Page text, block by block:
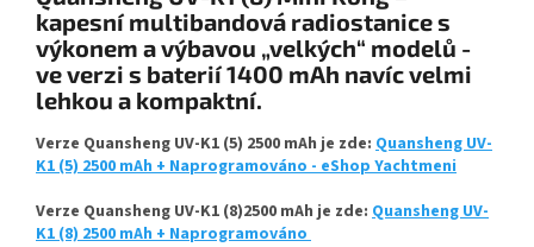
kapesní multibandová radiostanice s
výkonem a výbavou „velkých“ modelů -
ve verzi s baterií 1400 mAh navíc velmi
lehkou a kompaktní.
Verze Quansheng UV-K1 (5) 2500 mAh je zde: Quansheng UV-
K1 (5) 2500 mAh + Naprogramováno - eShop Yachtmeni
Verze Quansheng UV-K1 (8)2500 mAh je zde: Quansheng UV-
K1 (8) 2500 mAh + Naprogramováno